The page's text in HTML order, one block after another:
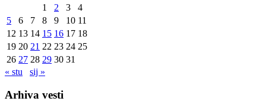
1
2 3
4
5
6 7 8 9 10 11
12 13 14 15 16 17 18
19 20 21 22 23 24 25
26 27 28 29 30 31
« stu
sij »
Arhiva vesti